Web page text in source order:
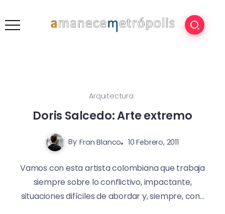
Arquitectura
Doris Salcedo: Arte extremo
By Fran Blanco 10 Febrero, 2011
Vamos con esta artista colombiana que trabaja
siempre sobre lo conflictivo, impactante,
situaciones difíciles de abordar y, siempre, con...